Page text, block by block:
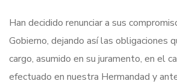
Han decidido renunciar a sus
Gobierno, dejando así las obligaciones
cargo, asumido en su juramento, en el
efectuado en nuestra Hermandad y